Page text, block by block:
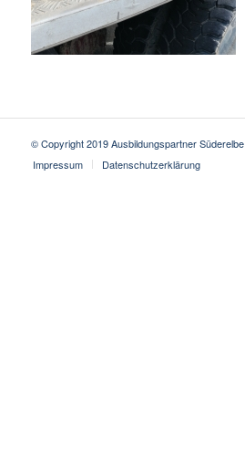
© Copyright 2019 Ausbildungspartner Süderelbe
Impressum
Datenschutzerklärung